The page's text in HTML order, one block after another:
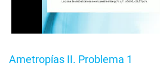
Ametropías II. Problema 1